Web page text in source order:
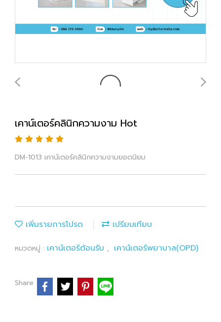
เคาน์เตอร์คลินิกความงาม Hot
DM-1013 เคาน์เตอร์คลินิกความงามยอดนิยม
เพิ่มรายการโปรด เปรียบเทียบ
หมวดหมู่ : เคาน์เตอร์ต้อนรับ , เคาน์เตอร์พยาบาล(OPD)
Share